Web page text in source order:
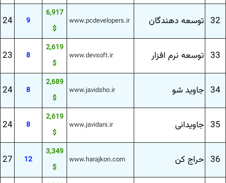
32 توسعه دهندگان www.pcdevelopers.ir
6,917
$
9
24
33 توسعه نرم افزار www.devsoft.ir
2,619
$
8
23
34 جاوید شو www.javidsho.ir
2,689
$
8
24
35 جاویدانی www.javidani.ir
2,619
$
8
24
36 حراج كن www.harajkon.com
3,349
$
12
27